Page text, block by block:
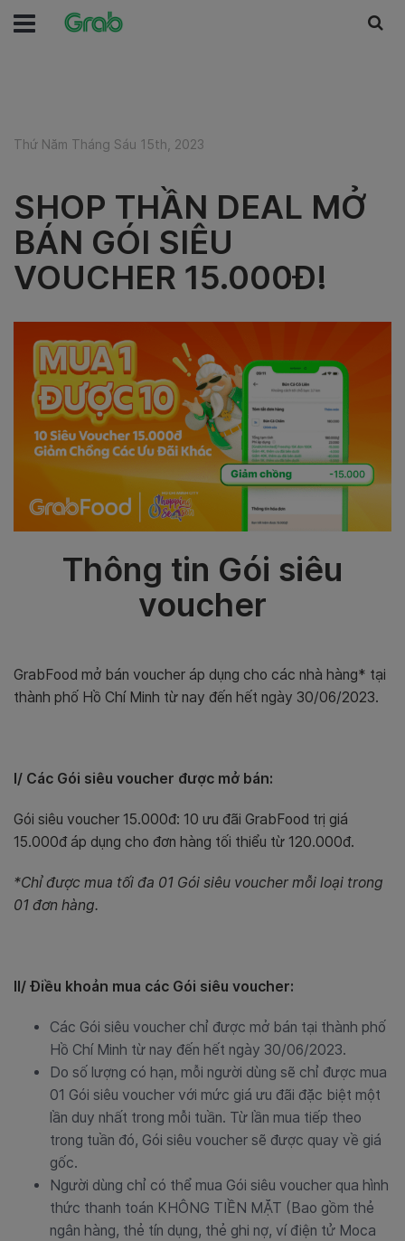
Thứ Năm Tháng Sáu 15th, 2023
SHOP THẦN DEAL MỞ
BÁN GÓI SIÊU
VOUCHER 15.000Đ!
Thông tin Gói siêu
voucher
GrabFood mở bán voucher áp dụng cho các nhà hàng* tại
thành phố Hồ Chí Minh từ nay đến hết ngày 30/06/2023.
I/ Các Gói siêu voucher được mở bán:
Gói siêu voucher 15.000đ: 10 ưu đãi GrabFood trị giá
15.000đ áp dụng cho đơn hàng tối thiểu từ 120.000đ.
*Chỉ được mua tối đa 01 Gói siêu voucher mỗi loại trong
01 đơn hàng.
II/ Điều khoản mua các Gói siêu voucher:
Các Gói siêu voucher chỉ được mở bán tại thành phố
Hồ Chí Minh từ nay đến hết ngày 30/06/2023.
Do số lượng có hạn, mỗi người dùng sẽ chỉ được mua
01 Gói siêu voucher với mức giá ưu đãi đặc biệt một
lần duy nhất trong mỗi tuần. Từ lần mua tiếp theo
trong tuần đó, Gói siêu voucher sẽ được quay về giá
gốc.
Người dùng chỉ có thể mua Gói siêu voucher qua hình
thức thanh toán KHÔNG TIỀN MẶT (Bao gồm thẻ
ngân hàng, thẻ tín dụng, thẻ ghi nợ, ví điện tử Moca